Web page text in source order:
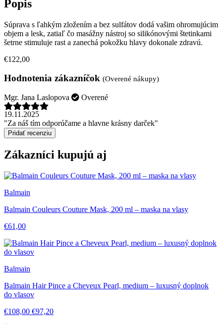
Popis
Súprava s ľahkým zložením a bez sulfátov dodá vašim ohromujúcim
objem a lesk, zatiaľ čo masážny nástroj so silikónovými štetinkami
šetrne stimuluje rast a zanechá pokožku hlavy dokonale zdravú.
€122,00
Hodnotenia zákazníčok (Overené nákupy)
Mgr. Jana Laslopova
Overené
19.11.2025
"Za náš tím odporúčame a hlavne krásny darček"
Pridať recenziu
Zákazníci kupujú aj
Balmain
Balmain Couleurs Couture Mask, 200 ml – maska na vlasy
€61,00
Balmain
Balmain Hair Pince a Cheveux Pearl, medium – luxusný doplnok
do vlasov
€108,00 €97,20